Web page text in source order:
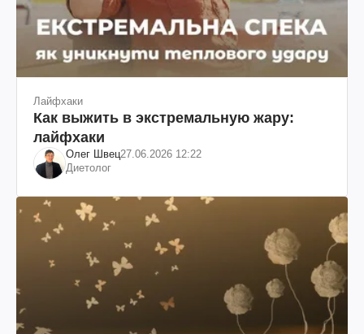
Лайфхаки
Как выжить в экстремальную жару:
лайфхаки
Олег Швец27.06.2026 12:22
Диетолог